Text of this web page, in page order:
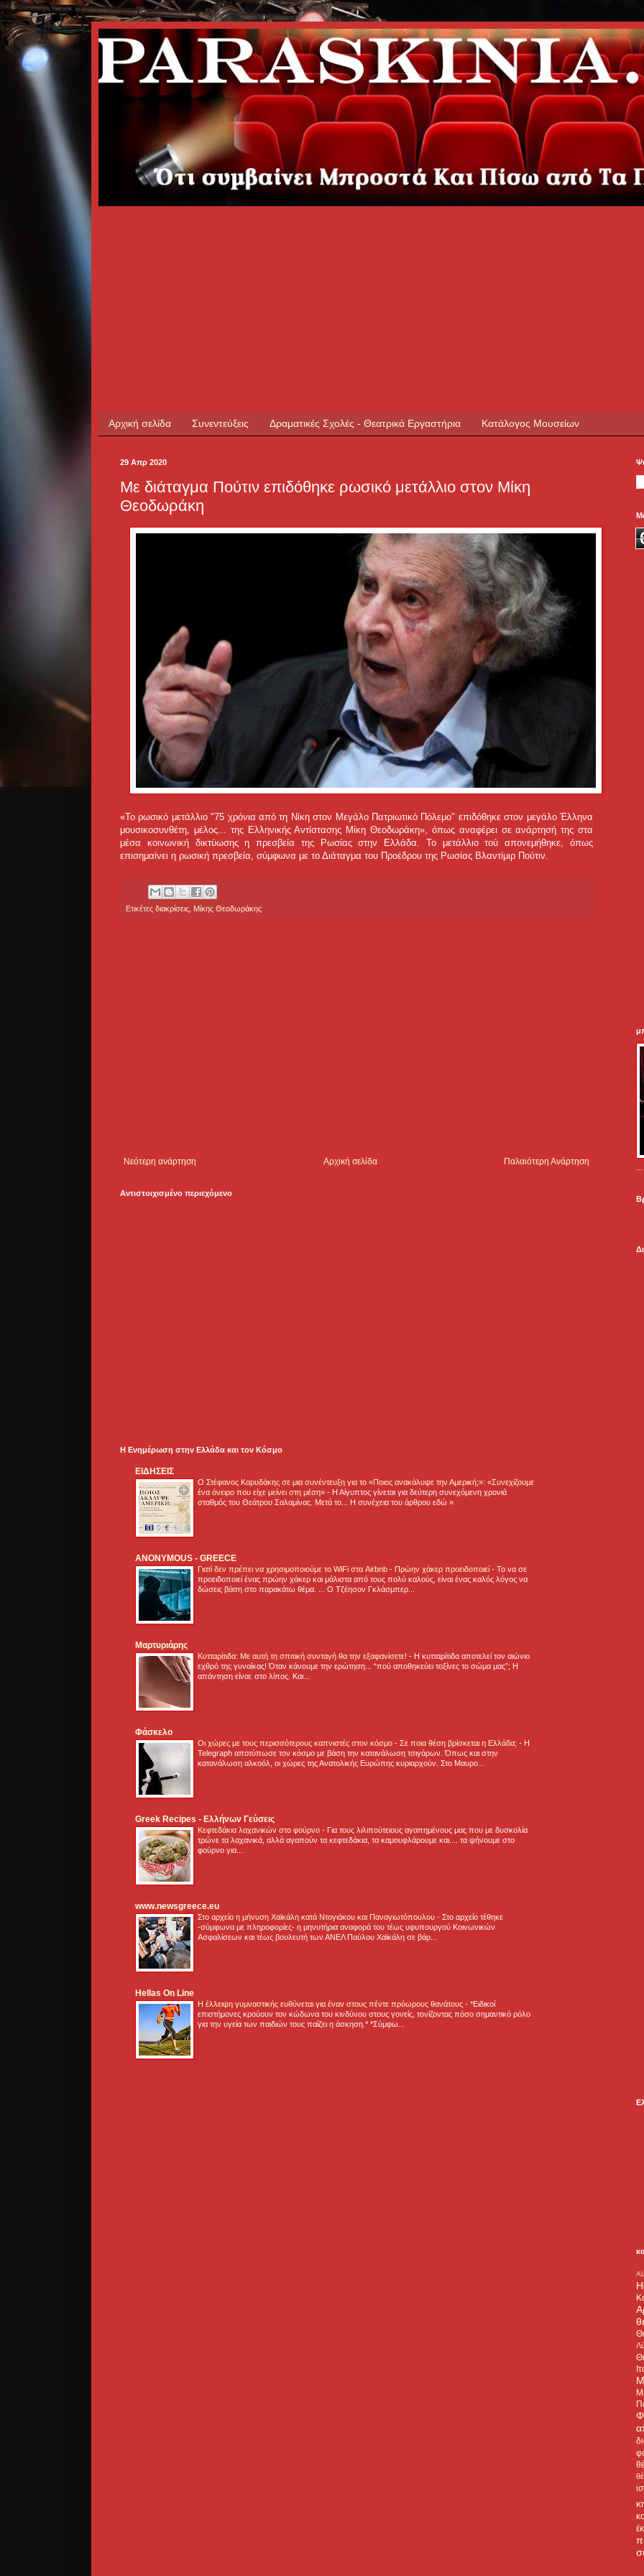
Αρχική σελίδα Συνεντεύξεις Δραματικές Σχολές - Θεατρικά Εργαστήρια Κατάλογος Μουσείων
29 Απρ 2020
Με διάταγμα Πούτιν επιδόθηκε ρωσικό μετάλλιο στον Μίκη
Θεοδωράκη
«Το ρωσικό μετάλλιο "75 χρόνια από τη Νίκη στον Μεγάλο Πατριωτικό Πόλεμο" επιδόθηκε στον μεγάλο Έλληνα
μουσικοσυνθέτη, μέλος... της Ελληνικής Αντίστασης Μίκη Θεοδωράκη», όπως αναφέρει σε ανάρτησή της στα
μέσα κοινωνική δικτύωσης η πρεσβεία της Ρωσίας στην Ελλάδα. Το μετάλλιο τού απονεμήθηκε, όπως
επισημαίνει η ρωσική πρεσβεία, σύμφωνα με το Διάταγμα του Προέδρου της Ρωσίας Βλαντίμιρ Πούτιν.
Ετικέτες διακρίσεις Μίκης Θεοδωράκης
Νεότερη ανάρτηση Παλαιότερη Ανάρτηση
Αρχική σελίδα
Αντιστοιχισμένο περιεχόμενο
Η Ενημέρωση στην Ελλάδα και τoν Κόσμο
ΕΙΔΗΣΕΙΣ
Ο Στέφανος Καρυδάκης σε μια συνέντευξη για το «Ποιος ανακάλυψε την Αμερική;»: «Συνεχίζουμε
ένα όνειρο που είχε μείνει στη μέση» - Η Αίγυπτος γίνεται για δεύτερη συνεχόμενη χρονιά
σταθμός του Θεάτρου Σαλαμίνας. Μετά το... Η συνέχεια του άρθρου εδώ »
ANONYMOUS - GREECE
Γιατί δεν πρέπει να χρησιμοποιούμε το WiFi στα Airbnb - Πρώην χάκερ προειδοποιεί- Το να σε
προειδοποιεί ένας πρώην χάκερ και μάλιστα από τους πολύ καλούς, είναι ένας καλός λόγος να
δώσεις βάση στο παρακάτω θέμα. ... Ο Τζέησον Γκλάσμπερ...
Μαρτυριάρης
Κυτταρίτιδα: Με αυτή τη σπιτική συνταγή θα την εξαφανίσετε! - H κυτταρίτιδα αποτελεί τον αιώνιο
εχθρό της γυναίκας! Όταν κάνουμε την ερώτηση... “πού αποθηκεύει τοξίνες το σώμα μας”; Η
απάντηση είναι: στο λίπος. Και...
Φάσκελο
Οι χώρες με τους περισσότερους καπνιστές στον κόσμο - Σε ποια θέση βρίσκεται η Ελλάδα; - Η
Telegraph αποτύπωσε τον κόσμο με βάση την κατανάλωση τσιγάρων. Όπως και στην
κατανάλωση αλκοόλ, οι χώρες της Ανατολικής Ευρώπης κυριαρχούν. Στο Μαυρο...
Greek Recipes - Ελλήνων Γεύσεις
Κεφτεδάκια λαχανικών στο φούρνο - Για τους λιλιπούτειους αγαπημένους μας που με δυσκολία
τρώνε τα λαχανικά, αλλά αγαπούν τα κεφτεδάκια, τα καμουφλάρουμε και.... τα ψήνουμε στο
φούρνο για...
www.newsgreece.eu
Στο αρχείο η μήνυση Χαϊκάλη κατά Ντογιάκου και Παναγιωτόπουλου - Στο αρχείο τέθηκε
-σύμφωνα με πληροφορίες- η μηνυτήρια αναφορά του τέως υφυπουργού Κοινωνικών
Ασφαλίσεων και τέως βουλευτή των ΑΝΕΛ Παύλου Χαϊκάλη σε βάρ...
Hellas On Line
Η έλλειψη γυμναστικής ευθύνεται για έναν στους πέντε πρόωρους θανάτους - *Ειδικοί
επιστήμονες κρούουν τον κώδωνα του κινδύνου στους γονείς, τονίζοντας πόσο σημαντικό ρόλο
για την υγεία των παιδιών τους παίζει η άσκηση.* *Σύμφω...